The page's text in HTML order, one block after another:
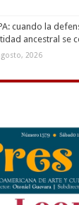
cuando la
ancestral se
2026